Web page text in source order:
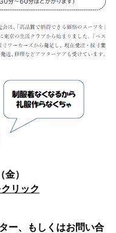
）
リック
ー、もしくはお問い合